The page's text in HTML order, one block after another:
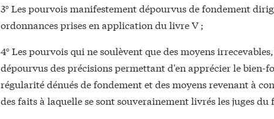
3° Les pourvois manifestement dépourvus de fondement
ordonnances prises en application du livre V ;
4° Les pourvois qui ne soulèvent que des moyens
dépourvus des précisions permettant d'en apprécier le bien-
régularité dénués de fondement et des moyens revenant à
des faits à laquelle se sont souverainement livrés les juges du